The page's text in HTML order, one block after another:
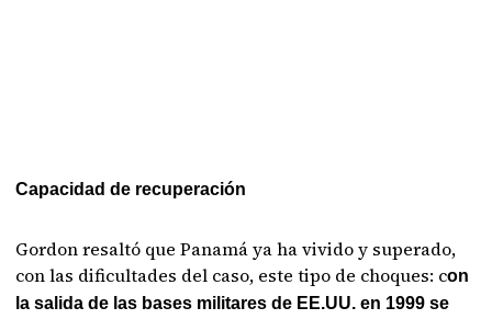
Capacidad de recuperación
Gordon resaltó que Panamá ya ha vivido y superado,
con las dificultades del caso, este tipo de choques: con
la salida de las bases militares de EE.UU. en 1999 se